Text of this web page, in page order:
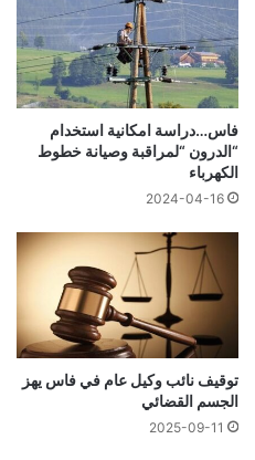
فاس…دراسة امكانية استخدام
“الدرون “لمراقبة وصيانة خطوط
الكهرباء
2024-04-16
توقيف نائب وكيل عام في فاس يهز
الجسم القضائي
2025-09-11